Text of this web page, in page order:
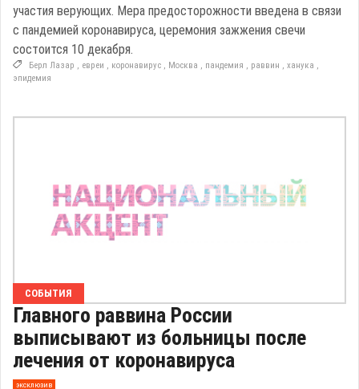
участия верующих. Мера предосторожности введена в связи
с пандемией коронавируса, церемония зажжения свечи
состоится 10 декабря.
Берл Лазар , евреи , коронавирус , Москва , пандемия , раввин , ханука ,
эпидемия
СОБЫТИЯ
Главного раввина России
выписывают из больницы после
лечения от коронавируса
эксклюзив